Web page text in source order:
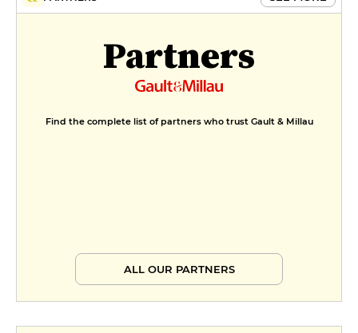
Partners
Find the complete list of partners who trust Gault & Millau
ALL OUR PARTNERS